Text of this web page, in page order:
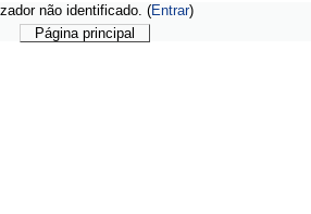
não identificado. (Entrar)
Página principal